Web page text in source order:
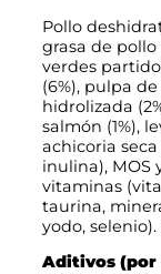
Pollo
grasa de pollo
verdes
(6%), pulpa
hidrolizada
salmón (1%),
achicoria
inulina), MOS
vitaminas
taurina,
yodo, selenio).
Aditivos (por